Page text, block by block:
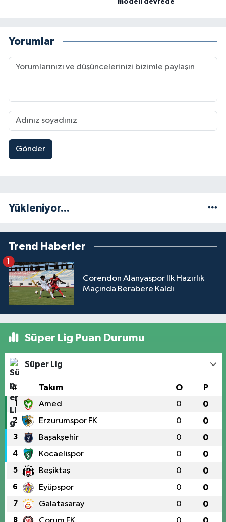
Yorumlar
Gönder
Yükleniyor...
Trend Haberler
Corendon Alanyaspor İlk Hazırlık
Maçında Berabere Kaldı
1
Süper Lig Puan Durumu
Süper Lig
# Takım O P
1 Amed 0 0
2 Erzurumspor FK 0 0
3 Başakşehir 0 0
4 Kocaelispor 0 0
5 Beşiktaş 0 0
6 Eyüpspor 0 0
7 Galatasaray 0 0
8